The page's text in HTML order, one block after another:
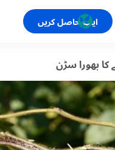
حاصل کریں
سڑن